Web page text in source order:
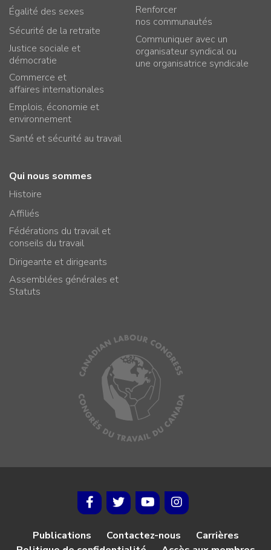
Égalité des sexes
Sécurité de la retraite
Justice sociale et
démocratie
Commerce et
affaires internationales
Emplois, économie et
environnement
Santé et sécurité au travail
Renforcer
nos communautés
Communiquer avec un
organisateur syndical ou
une organisatrice syndicale
Qui nous sommes
Histoire
Affiliés
Fédérations du travail et
conseils du travail
Dirigeante et dirigeants
Assemblées générales et
Statuts
Publications Contactez-nous
Carrières